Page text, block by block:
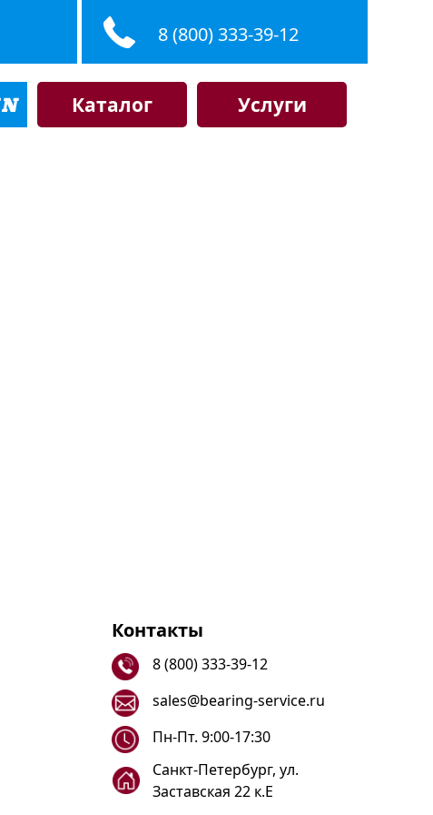
8 (800) 333-39-12
Каталог Услуги
Контакты
8 (800) 333-39-12
sales@bearing-service.ru
Санкт-Петербург, ул.
Заставская 22 к.Е
Пн-Пт. 9:00-17:30